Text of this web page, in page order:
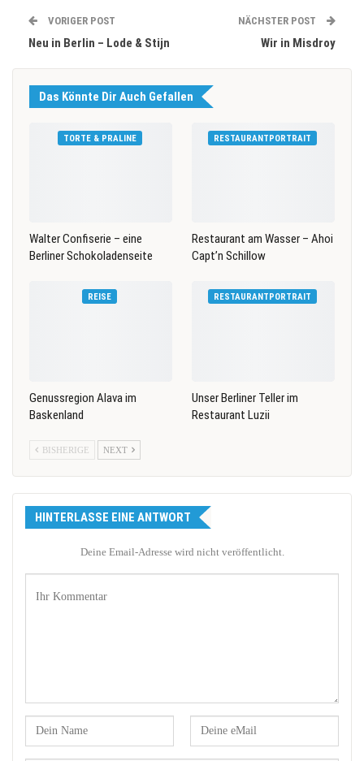
VORIGER POST
Neu in Berlin – Lode & Stijn
NÄCHSTER POST
Wir in Misdroy
Das Könnte Dir Auch Gefallen
TORTE & PRALINE
Walter Confiserie – eine
Berliner Schokoladenseite
RESTAURANTPORTRAIT
Restaurant am Wasser – Ahoi
Capt’n Schillow
REISE
Genussregion Alava im
Baskenland
RESTAURANTPORTRAIT
Unser Berliner Teller im
Restaurant Luzii
BISHERIGE NEXT
HINTERLASSE EINE ANTWORT
Deine Email-Adresse wird nicht veröffentlicht.